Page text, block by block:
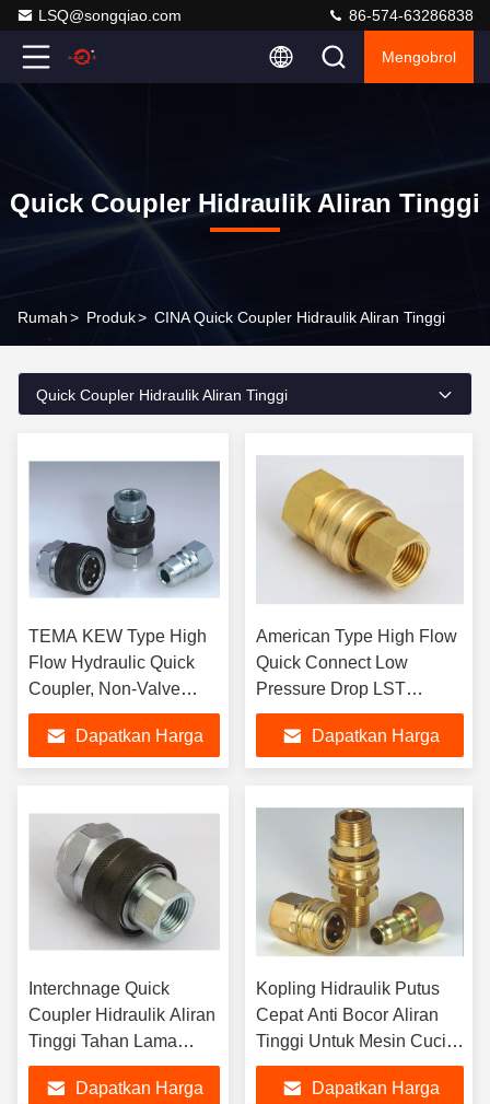
LSQ@songqiao.com 86-574-63286838
Mengobrol
Quick Coupler Hidraulik Aliran Tinggi
Rumah> Produk> CINA Quick Coupler Hidraulik Aliran Tinggi
Quick Coupler Hidraulik Aliran Tinggi
TEMA KEW Type High
Flow Hydraulic Quick
Coupler, Non-Valve
High Flow Quick
CouplerDapatkan Harga
American Type High Flow
Quick Connect Low
Pressure Drop LST
Hidrolik Di SS304 /
KuninganDapatkan Harga
Interchnage Quick
Coupler Hidraulik Aliran
Tinggi Tahan Lama
Dengan Stucchi IRN
Dalam Baja Karbon
Dapatkan Harga
Kopling Hidraulik Putus
Cepat Anti Bocor Aliran
Tinggi Untuk Mesin Cuci
Uap
Dapatkan Harga